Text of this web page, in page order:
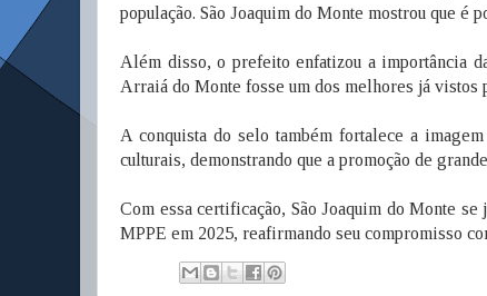
população. São Joaquim do Monte mostrou que
Além disso, o prefeito enfatizou a importância
Arraiá do Monte fosse um dos melhores já vistos
A conquista do selo também fortalece a
culturais, demonstrando que a promoção de
Com essa certificação, São Joaquim do Monte
MPPE em 2025, reafirmando seu compromisso